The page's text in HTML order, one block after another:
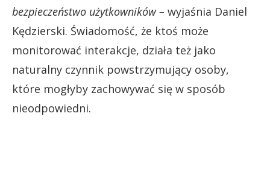
bezpieczeństwo użytkowników – wyjaśnia Daniel
Kędzierski. Świadomość, że ktoś może
monitorować interakcje, działa też jako
naturalny czynnik powstrzymujący osoby,
które mogłyby zachowywać się w sposób
nieodpowiedni.